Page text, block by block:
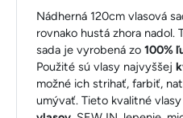
Nádherná 120cm vlasová
rovnako hustá zhora nadol.
sada je vyrobená zo 100%
Použité sú vlasy najvyššej
možné ich strihať, farbiť,
umývať. Tieto kvalitné vlasy